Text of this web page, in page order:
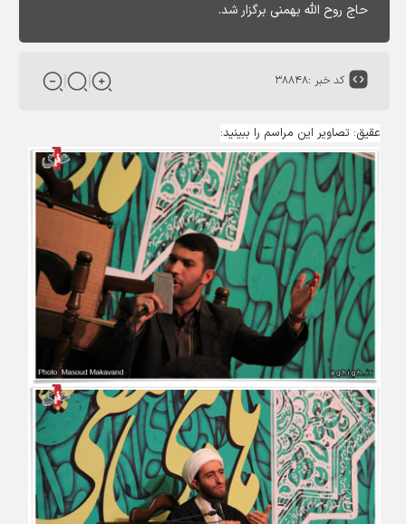
حاج روح الله بهمنی برگزار شد.
کد خبر :۳۸۸۴۸
عقیق: تصاویر این مراسم را ببینید: